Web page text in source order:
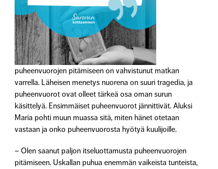
puheenvuorojen pitämiseen on vahvistunut matkan
varrella. Läheisen menetys nuorena on suuri tragedia, ja
puheenvuorot ovat olleet tärkeä osa oman surun
käsittelyä. Ensimmäiset puheenvuorot jännittivät. Aluksi
Maria pohti muun muassa sitä, miten hänet otetaan
vastaan ja onko puheenvuorosta hyötyä kuulijoille.
– Olen saanut paljon itseluottamusta puheenvuorojen
pitämiseen. Uskallan puhua enemmän vaikeista tunteista,